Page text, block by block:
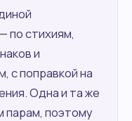
по стихиям,
и
с поправкой на
Одна и та же
парам, поэтому